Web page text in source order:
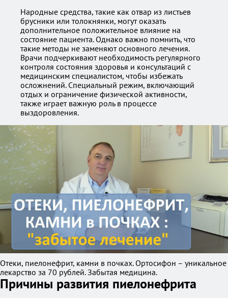
Народные средства, такие как отвар из листьев
брусники или толокнянки, могут оказать
дополнительное положительное влияние на
состояние пациента. Однако важно помнить, что
такие методы не заменяют основного лечения.
Врачи подчеркивают необходимость регулярного
контроля состояния здоровья и консультаций с
медицинским специалистом, чтобы избежать
осложнений. Специальный режим, включающий
отдых и ограничение физической активности,
также играет важную роль в процессе
выздоровления.
Отеки, пиелонефрит, камни в почках. Ортосифон – уникальное
лекарство за 70 рублей. Забытая медицина.
Причины развития пиелонефрита